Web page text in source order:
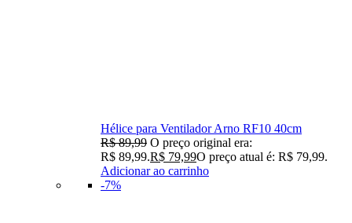
Hélice para Ventilador Arno RF10 40cm
R$89,99 O preço original era:
R$ 89,99.R$ 79,99O preço atual é: R$ 79,99.
Adicionar ao carrinho
-7%